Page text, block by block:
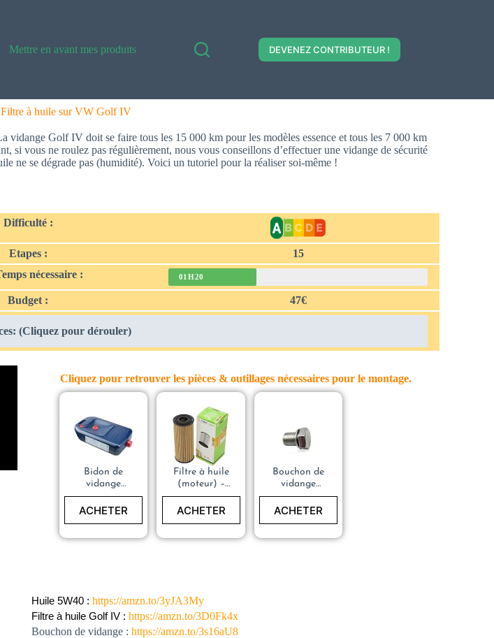
Mettre en avant mes produits DEVENEZ CONTRIBUTEUR !
à huile sur VW Golf IV
vidange Golf IV doit se faire tous les 15 000 km pour les modèles essence et tous les 7 000 km
si vous ne roulez pas régulièrement, nous vous conseillons d’effectuer une vidange de sécurité
ne se dégrade pas (humidité). Voici un tutoriel pour la réaliser soi-même !
Difficulté :
Etapes :
15
:
01H20
Budget : 47€
(Cliquez pour dérouler)
Cliquez pour retrouver les pièces & outillages nécessaires pour le montage.
Bidon de
vidange
d’huile Bac
LIQUI MOLY
ACHETER
Filtre à huile
(moteur) –
VALEO
586502
ACHETER
Bouchon de
vidange
carter d’huile
Golf 4 –
ACHETER
Huile 5W40 : https://amzn.to/3yJA3My
Filtre à huile Golf IV : https://amzn.to/3D0Fk4x
Bouchon de vidange : https://amzn.to/3s16aU8